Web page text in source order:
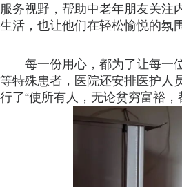
服务视野，帮助中老年朋友关注
生活，也让他们在轻松愉悦的氛
每一份用心，都为了让每一
等特殊患者，医院还安排医护人
行了“使所有人，无论贫穷富裕